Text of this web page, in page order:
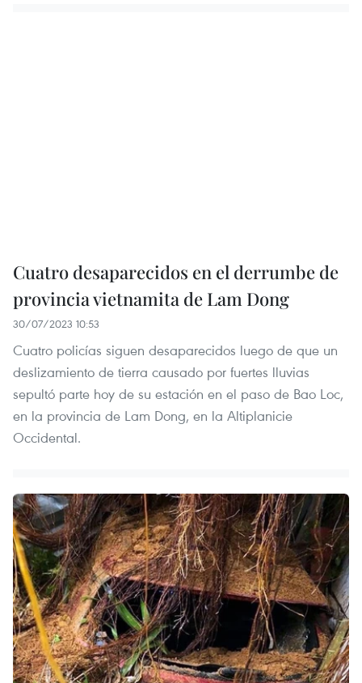
Cuatro desaparecidos en el derrumbe de
provincia vietnamita de Lam Dong
30/07/2023 10:53
Cuatro policías siguen desaparecidos luego de que un
deslizamiento de tierra causado por fuertes lluvias
sepultó parte hoy de su estación en el paso de Bao Loc,
en la provincia de Lam Dong, en la Altiplanicie
Occidental.